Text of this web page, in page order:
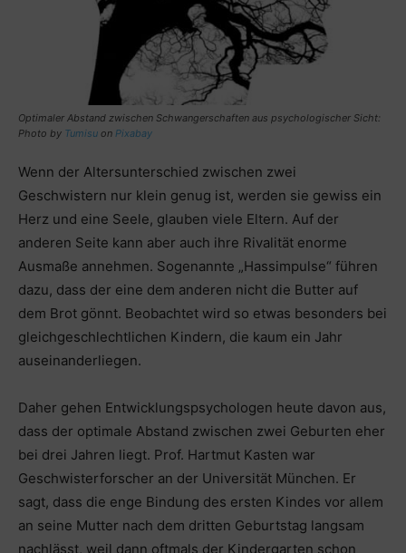
Optimaler Abstand zwischen Schwangerschaften aus psychologischer Sicht:
Photo by Tumisu on Pixabay
Wenn der Altersunterschied zwischen zwei
Geschwistern nur klein genug ist, werden sie gewiss ein
Herz und eine Seele, glauben viele Eltern. Auf der
anderen Seite kann aber auch ihre Rivalität enorme
Ausmaße annehmen. Sogenannte „Hassimpulse“ führen
dazu, dass der eine dem anderen nicht die Butter auf
dem Brot gönnt. Beobachtet wird so etwas besonders bei
gleichgeschlechtlichen Kindern, die kaum ein Jahr
auseinanderliegen.
Daher gehen Entwicklungspsychologen heute davon aus,
dass der optimale Abstand zwischen zwei Geburten eher
bei drei Jahren liegt. Prof. Hartmut Kasten war
Geschwisterforscher an der Universität München. Er
sagt, dass die enge Bindung des ersten Kindes vor allem
an seine Mutter nach dem dritten Geburtstag langsam
nachlässt, weil dann oftmals der Kindergarten schon